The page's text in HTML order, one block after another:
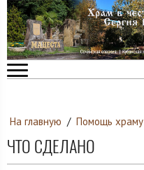
На главную / Помощь храму
ЧТО СДЕЛАНО